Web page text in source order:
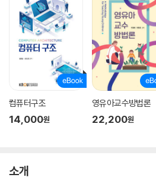
컴퓨터구조
14,000원
영유아교수방법론
22,200원
소개